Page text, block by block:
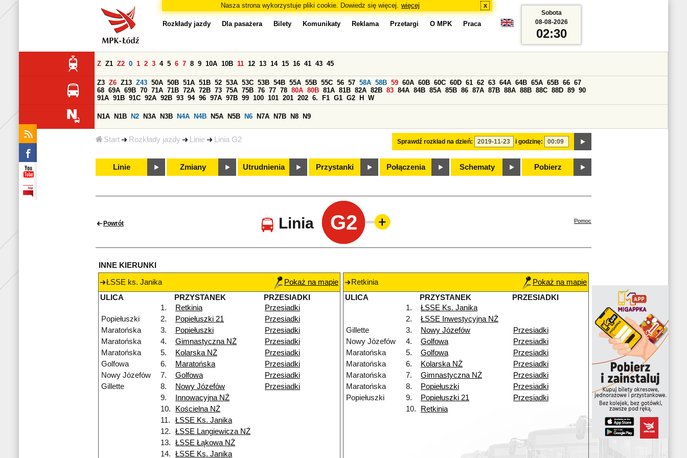
Nasza strona wykorzystuje pliki cookie. Dowiedz się więcej. więcej x
Start Rozkłady jazdy Linie Linia G2
Rozkłady jazdy Dla pasażera Bilety Komunikaty Reklama Przetargi O MPK Praca
Sprawdź rozkład na dzień: i godzinę:
Z Z1 Z2 0 1 2 3 4 5 6 7 8 9 10A 10B 11 12 13 14 15 16 41 43 45
Z3 Z6 Z13 Z43 50A 50B 51A 51B 52 53A 53C 53B 54B 55A 55B 55C 56 57 58A 58B 59 60A 60B 60C 60D 61 62 63 64A 64B 65A 65B 66 67
68 69A 69B 70 71A 71B 72A 72B 73 75A 75B 76 77 78 80A 80B 81A 81B 82A 82B 83 84A 84B 85A 85B 86 87A 87B 88A 88B 88C 88D 89 90
91A 91B 91C 92A 92B 93 94 96 97A 97B 99 100 101 201 202 6. F1 G1 G2 H W
N1A N1B N2 N3A N3B N4A N4B N5A N5B N6 N7A N7B N8 N9
Linie Zmiany Utrudnienia Przystanki Połączenia Schematy Pobierz
Sobota
08-08-2026
02:30
Powrót Linia G2 Pomoc
INNE KIERUNKI
ŁSSE ks. Janika
Pokaż na mapie
ULICA
PRZYSTANEK
PRZESIADKI
1.
Retkinia
Przesiadki
Popiełuszki
2. Popiełuszki 21
Przesiadki
Maratońska
3. Popiełuszki
Przesiadki
Maratońska
4. Gimnastyczna NŻ
Przesiadki
Maratońska
5. Kolarska NŻ
Przesiadki
Golfowa
6. Maratońska
Przesiadki
Nowy Józefów
7. Golfowa
Przesiadki
Gillette
8. Nowy Józefów
Przesiadki
9.
Innowacyjna NŻ
10.
Kościelna NŻ
11.
ŁSSE Ks. Janika
12.
ŁSSE Langiewicza NŻ
13.
ŁSSE Łąkowa NŻ
14.
ŁSSE Ks. Janika
Retkinia
Pokaż na mapie
ULICA
PRZYSTANEK
PRZESIADKI
1.
ŁSSE Ks. Janika
2.
ŁSSE Inwestycyjna NŻ
Gillette
3. Nowy Józefów
Przesiadki
Nowy Józefów
4. Golfowa
Przesiadki
Maratońska
5. Golfowa
Przesiadki
Maratońska
6. Kolarska NŻ
Przesiadki
Maratońska
7. Gimnastyczna NŻ
Przesiadki
Maratońska
8. Popiełuszki
Przesiadki
Popiełuszki
9. Popiełuszki 21
Przesiadki
10.
Retkinia